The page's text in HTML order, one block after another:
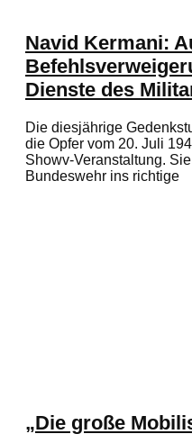
Navid Kermani:
Dienste des
Die diesjährige
die Opfer vom 20. Juli
Showv-Veranstaltung.
Bundeswehr ins richtige
„Die große